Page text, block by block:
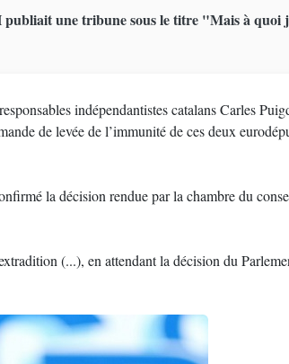
une tribune sous le titre "Mais à quoi
indépendantistes catalans Carles
de levée de l’immunité de ces deux
la décision rendue par la chambre du
(...), en attendant la décision du